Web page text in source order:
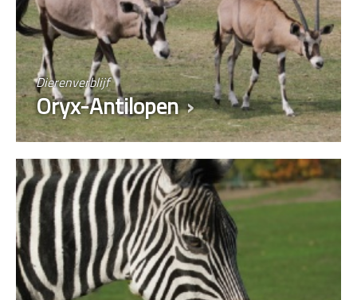
Dierenverblijf
Oryx-Antilopen